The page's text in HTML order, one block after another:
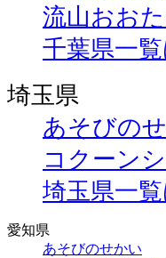
流山おお
千葉県一
埼玉県
あそびの
コクーン
埼玉県一
愛知県
あそびのせかい